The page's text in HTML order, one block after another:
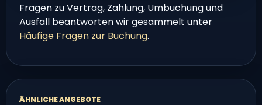
Fragen zu Vertrag, Zahlung, Umbuchung und
Ausfall beantworten wir gesammelt unter
Häufige Fragen zur Buchung.
ÄHNLICHE ANGEBOTE